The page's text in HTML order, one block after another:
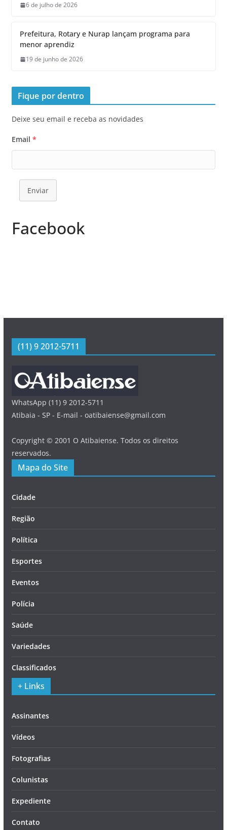
6 de julho de 2026
Prefeitura, Rotary e Nurap lançam programa para
menor aprendiz
19 de junho de 2026
Fique por dentro
Deixe seu email e receba as novidades
Email *
Enviar
Facebook
(11) 9 2012-5711
WhatsApp (11) 9 2012-5711
Atibaia - SP - E-mail - oatibaiense@gmail.com
Copyright © 2001 O Atibaiense. Todos os direitos
reservados.
Mapa do Site
Cidade
Região
Política
Esportes
Eventos
Polícia
Saúde
Variedades
Classificados
+ Links
Assinantes
Vídeos
Fotografias
Colunistas
Expediente
Contato